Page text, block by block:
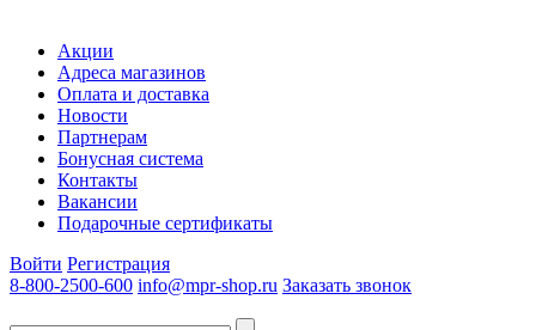
Акции
Адреса магазинов
Оплата и доставка
Новости
Партнерам
Бонусная система
Контакты
Вакансии
Подарочные сертификаты
Войти Регистрация
8-800-2500-600 info@mpr-shop.ru Заказать звонок